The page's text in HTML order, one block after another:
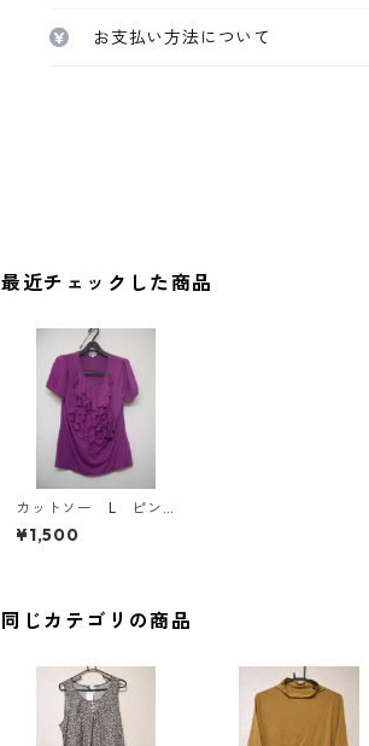
お支払い方法について
最近チェックした商品
カットソー L ピン
ク IY-4472
¥1,500
同じカテゴリの商品